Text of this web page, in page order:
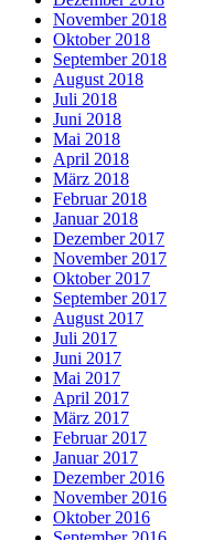
November 2018
Oktober 2018
September 2018
August 2018
Juli 2018
Juni 2018
Mai 2018
April 2018
März 2018
Februar 2018
Januar 2018
Dezember 2017
November 2017
Oktober 2017
September 2017
August 2017
Juli 2017
Juni 2017
Mai 2017
April 2017
März 2017
Februar 2017
Januar 2017
Dezember 2016
November 2016
Oktober 2016